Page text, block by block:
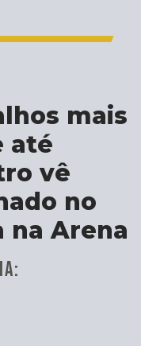
mais
até
vê
no
na Arena